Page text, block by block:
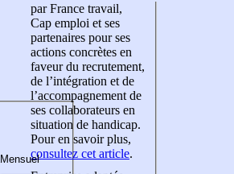
par France travail,
Cap emploi et ses
partenaires pour ses
actions concrètes en
faveur du recrutement,
de l’intégration et de
l’accompagnement de
ses collaborateurs en
situation de handicap.
Pour en savoir plus,
consultez cet article.